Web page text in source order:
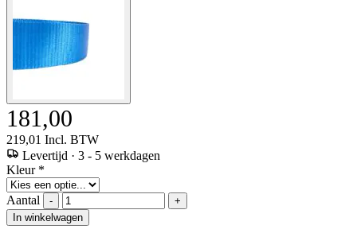
181,00
219,01 Incl. BTW
Levertijd · 3 - 5 werkdagen
Kleur *
Aantal -
+
In winkelwagen